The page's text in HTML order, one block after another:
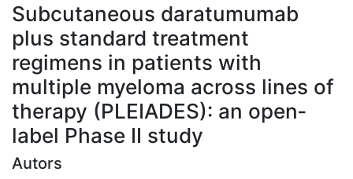
Subcutaneous daratumumab
plus standard treatment
regimens in patients with
multiple myeloma across lines of
therapy (PLEIADES): an open‐
label Phase II study
Autors